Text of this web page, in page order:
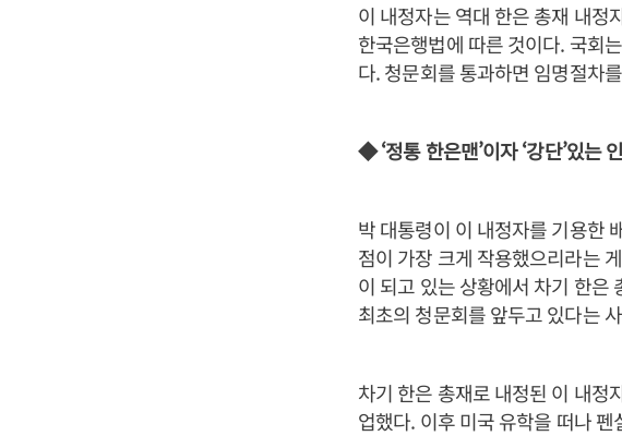
이 내정자는 역대 한은 총재 내정
한국은행법에 따른 것이다. 국회
다. 청문회를 통과하면 임명절차
◆ ‘정통 한은맨’이자 ‘강단’있는
박 대통령이 이 내정자를 기용한
점이 가장 크게 작용했으리라는
이 되고 있는 상황에서 차기 한은
최초의 청문회를 앞두고 있다는
차기 한은 총재로 내정된 이 내정
업했다. 이후 미국 유학을 떠나